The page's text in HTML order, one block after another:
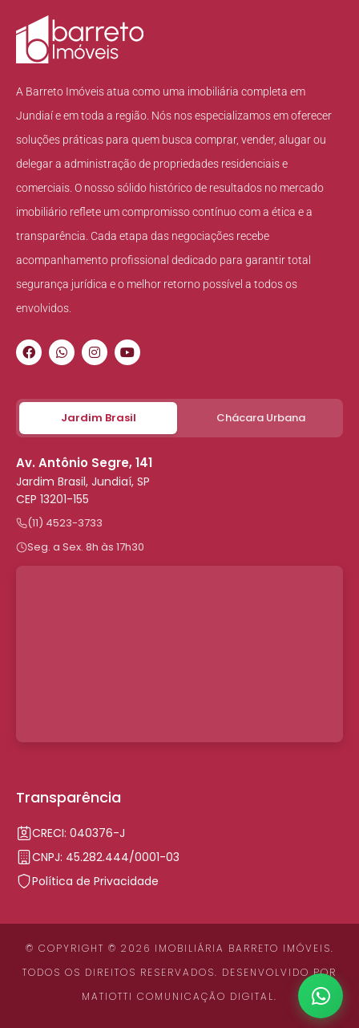
A Barreto Imóveis atua como uma imobiliária completa em
Jundiaí e em toda a região. Nós nos especializamos em oferecer
soluções práticas para quem busca comprar, vender, alugar ou
delegar a administração de propriedades residenciais e
comerciais. O nosso sólido histórico de resultados no mercado
imobiliário reflete um compromisso contínuo com a ética e a
transparência. Cada etapa das negociações recebe
acompanhamento profissional dedicado para garantir total
segurança jurídica e o melhor retorno possível a todos os
envolvidos.
Jardim Brasil Chácara Urbana
Av. Antônio Segre, 141
Jardim Brasil, Jundiaí, SP
CEP 13201-155
(11) 4523-3733
Seg. a Sex. 8h às 17h30
Transparência
CRECI: 040376-J
CNPJ: 45.282.444/0001-03
Política de Privacidade
© COPYRIGHT © 2026 IMOBILIÁRIA BARRETO IMÓVEIS.
TODOS OS DIREITOS RESERVADOS. DESENVOLVIDO POR
MATIOTTI COMUNICAÇÃO DIGITAL.